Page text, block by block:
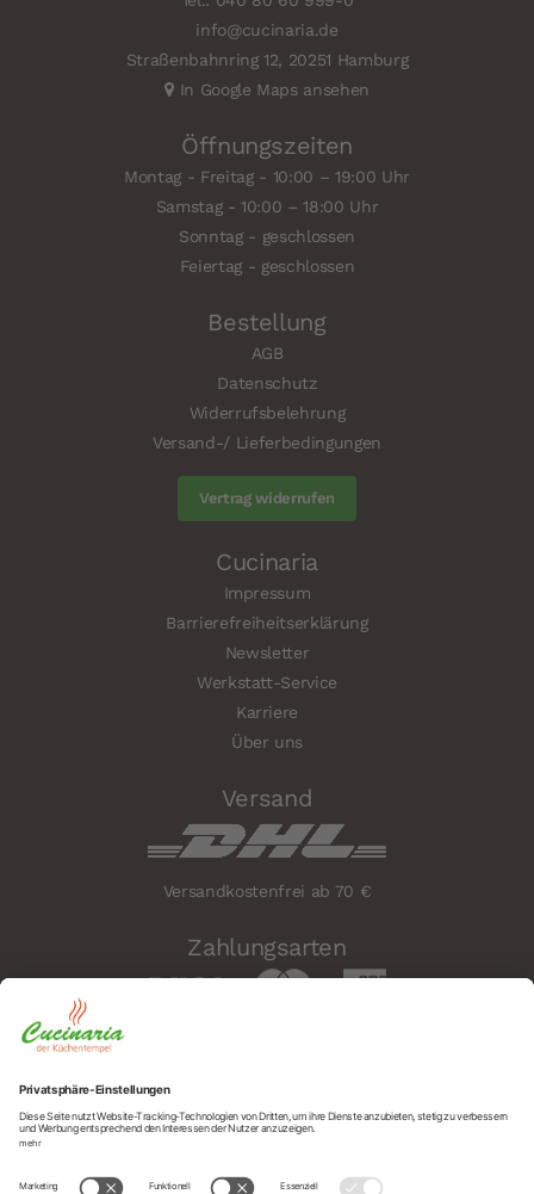
info@cucinaria.de
Straßenbahnring 12, 20251 Hamburg
In Google Maps ansehen
Öffnungszeiten
Montag - Freitag - 10:00 – 19:00 Uhr
Samstag - 10:00 – 18:00 Uhr
Sonntag - geschlossen
Feiertag - geschlossen
Bestellung
AGB
Datenschutz
Widerrufsbelehrung
Versand-/ Lieferbedingungen
Vertrag widerrufen
Cucinaria
Impressum
Barrierefreiheitserklärung
Newsletter
Werkstatt-Service
Karriere
Über uns
Versand
Versandkostenfrei ab 70 €
Zahlungsarten
Sicherheit